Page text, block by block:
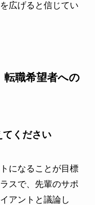
広げると信じてい
職希望者への
てください
になることが目標
スで、先輩のサポ
アントと議論し